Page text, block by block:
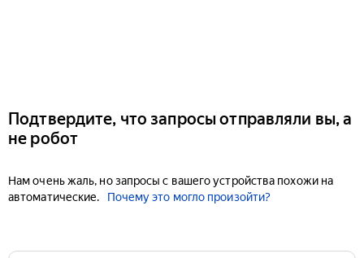
Подтвердите, что запросы отправляли вы, а
не робот
Нам очень жаль, но запросы с вашего устройства похожи на
автоматические.
Почему это могло произойти?